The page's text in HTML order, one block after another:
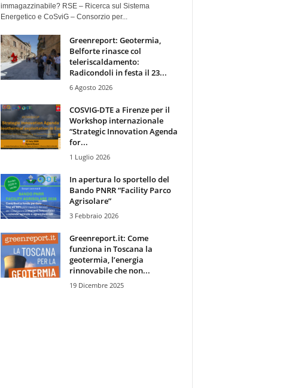
immagazzinabile? RSE – Ricerca sul Sistema
Energetico e CoSviG – Consorzio per...
Greenreport: Geotermia,
Belforte rinasce col
teleriscaldamento:
Radicondoli in festa il 23...
6 Agosto 2026
COSVIG-DTE a Firenze per il
Workshop internazionale
“Strategic Innovation Agenda
for...
1 Luglio 2026
In apertura lo sportello del
Bando PNRR “Facility Parco
Agrisolare”
3 Febbraio 2026
Greenreport.it: Come
funziona in Toscana la
geotermia, l’energia
rinnovabile che non...
19 Dicembre 2025